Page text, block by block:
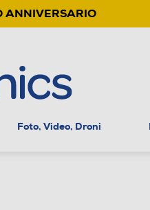
ANNIVERSARIO
Foto, Video, Droni